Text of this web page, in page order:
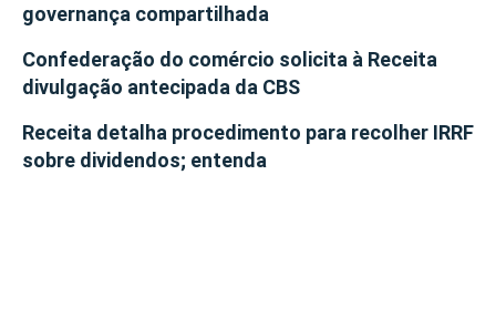
governança compartilhada
Confederação do comércio solicita à Receita
divulgação antecipada da CBS
Receita detalha procedimento para recolher IRRF
sobre dividendos; entenda